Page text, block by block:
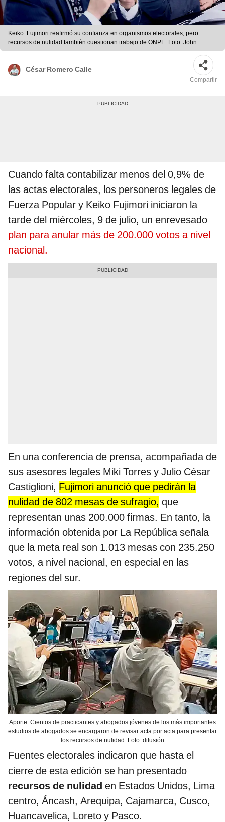
Keiko. Fujimori reafirmó su confianza en organismos electorales, pero
recursos de nulidad también cuestionan trabajo de ONPE. Foto: John
Reyes/La República
César Romero Calle
Compartir
Cuando falta contabilizar menos del 0,9% de
las actas electorales, los personeros legales de
Fuerza Popular y Keiko Fujimori iniciaron la
tarde del miércoles, 9 de julio, un enrevesado
plan para anular más de 200.000 votos a nivel
nacional.
En una conferencia de prensa, acompañada de
sus asesores legales Miki Torres y Julio César
Castiglioni, Fujimori anunció que pedirán la
nulidad de 802 mesas de sufragio, que
representan unas 200.000 firmas. En tanto, la
información obtenida por La República señala
que la meta real son 1.013 mesas con 235.250
votos, a nivel nacional, en especial en las
regiones del sur.
Aporte. Cientos de practicantes y abogados jóvenes de los más importantes
estudios de abogados se encargaron de revisar acta por acta para presentar
los recursos de nulidad. Foto: difusión
Fuentes electorales indicaron que hasta el
cierre de esta edición se han presentado
recursos de nulidad en Estados Unidos, Lima
centro, Áncash, Arequipa, Cajamarca, Cusco,
Huancavelica, Loreto y Pasco.